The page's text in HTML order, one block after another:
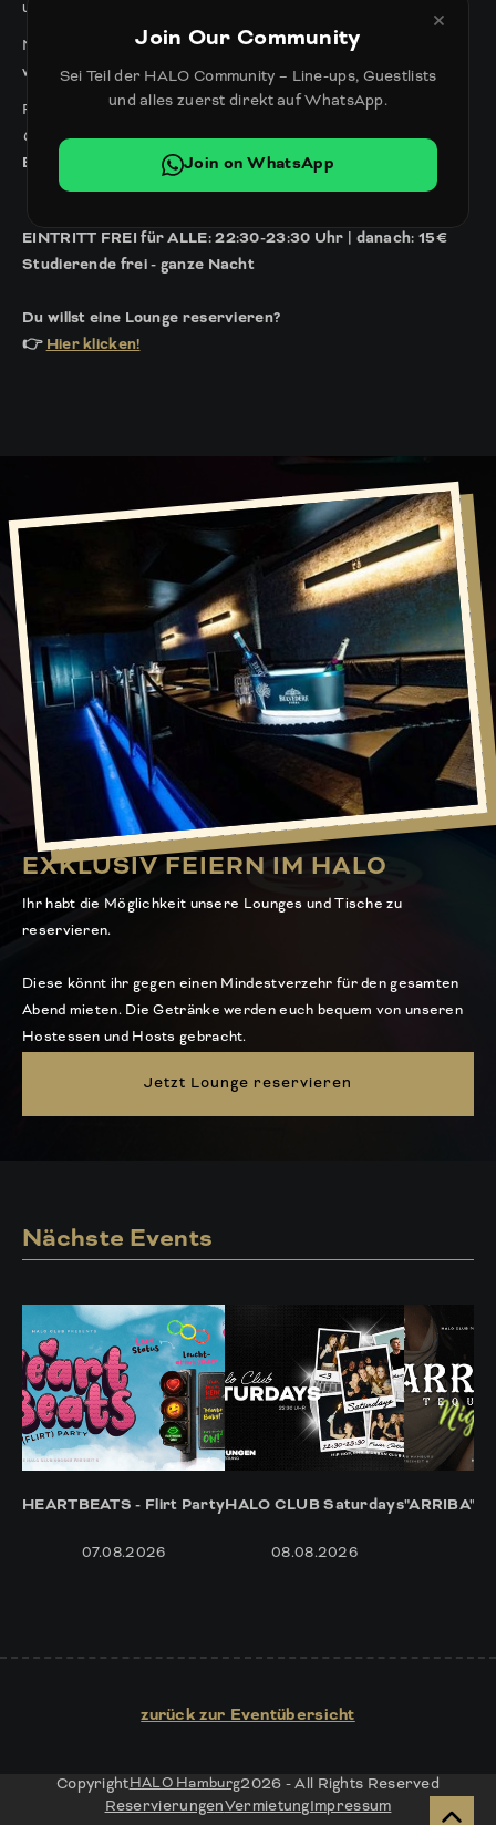
und gilt als eines der schönsten Frühlingsevents der Stadt.
Nach dem Feuerwerk feiern wir gemeinsam weiter —
willkommen zur SAKURA Aftershow.
Freut euch auf
House, Pop, Party
Classics & 2010s-Soundsund lasst euch denVodka - Red
Bull Kirsche-Sakura für 5€schmecken.
EINTRITT FREI für ALLE: 22:30-23:30 Uhr | danach: 15€
Studierende frei - ganze Nacht
Du willst eine Lounge reservieren?
👉 Hier klicken!
EXKLUSIV FEIERN IM HALO
Ihr habt die Möglichkeit unsere Lounges und Tische zu
reservieren.
Diese könnt ihr gegen einen Mindestverzehr für den gesamten
Abend mieten. Die Getränke werden euch bequem von unseren
Hostessen und Hosts gebracht.
Jetzt Lounge reservieren
Nächste Events
HEARTBEATS - Flirt Party
07.08.2026
HALO CLUB Saturdays
08.08.2026
"ARRIBA" -
zurück zur Eventübersicht
CopyrightHALO Hamburg2026 - All Rights Reserved
ReservierungenVermietungImpressum
×
Join Our Community
Sei Teil der HALO Community – Line-ups, Guestlists
und alles zuerst direkt auf WhatsApp.
Join on WhatsApp